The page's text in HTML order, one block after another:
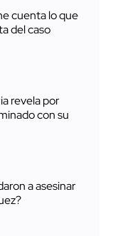
cuenta lo que
del caso
revela por
con su
a asesinar